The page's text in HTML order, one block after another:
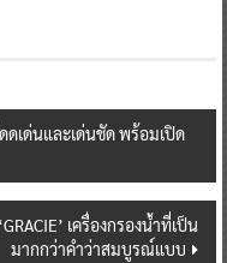
เด่นและเด่นชัด พร้อมเปิด
เครื่องกรองน้ำที่เป็น
มากกว่าคำว่าสมบูรณ์แบบ